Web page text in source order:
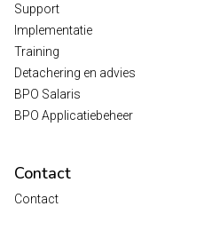
Support
Implementatie
Training
Detachering en advies
BPO Salaris
BPO Applicatiebeheer
Contact
Contact